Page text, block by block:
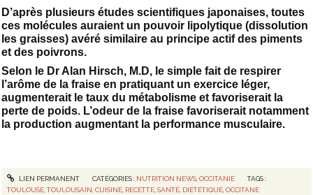
D’après plusieurs études scientifiques japonaises, toutes
ces molécules auraient un pouvoir lipolytique (dissolution
les graisses) avéré similaire au principe actif des piments
et des poivrons.
Selon le Dr Alan Hirsch, M.D, le simple fait de respirer
l’arôme de la fraise en pratiquant un exercice léger,
augmenterait le taux du métabolisme et favoriserait la
perte de poids. L’odeur de la fraise favoriserait notamment
la production augmentant la performance musculaire.
LIEN PERMANENT CATÉGORIES : NUTRITION NEWS, OCCITANIE
TAGS :
TOULOUSE,TOULOUSAIN,CUISINE, RECETTE,SANTÉ, DIÉTÉTIQUE,OCCITANE